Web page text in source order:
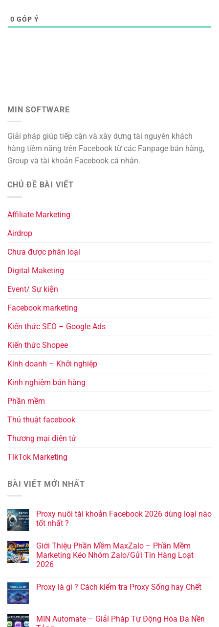
0 GÓP Ý
MIN SOFTWARE
Giải pháp giúp tiếp cận và xây dựng tài nguyên khách
hàng tiềm năng trên Facebook từ các Fanpage bán hàng,
Group và tài khoản Facebook cá nhân.
CHỦ ĐỀ BÀI VIẾT
Affiliate Marketing
Airdrop
Chưa được phân loại
Digital Maketing
Event/ Sự kiện
Facebook marketing
Kiến thức SEO – Google Ads
Kiến thức Shopee
Kinh doanh – Khởi nghiệp
Kinh nghiệm bán hàng
Phần mềm
Thủ thuật facebook
Thương mại điện tử
TikTok Marketing
BÀI VIẾT MỚI NHẤT
Proxy nuôi tài khoản Facebook 2026 dùng loại nào
tốt nhất ?
Giới Thiệu Phần Mềm MaxZalo – Phần Mềm
Marketing Kéo Nhóm Zalo/Gửi Tin Hàng Loạt
2026
Proxy là gì ? Cách kiểm tra Proxy Sống hay Chết
MIN Automate – Giải Pháp Tự Động Hóa Đa Nền